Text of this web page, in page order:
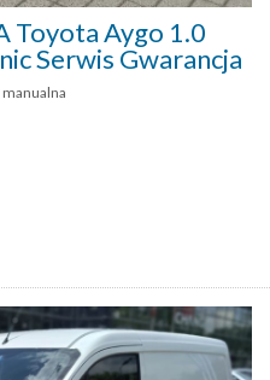
Toyota Aygo 1.0
Serwis Gwarancja